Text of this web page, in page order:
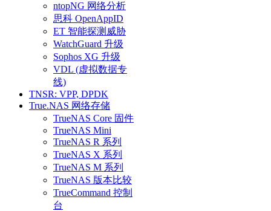
ntopNG 网络分析
思科 OpenAppID
ET 智能探测威胁
WatchGuard 升级
Sophos XG 升级
VDL (虚拟数据专
线)
TNSR: VPP, DPDK
True.NAS 网络存储
TrueNAS Core 固件
TrueNAS Mini
TrueNAS R 系列
TrueNAS X 系列
TrueNAS M 系列
TrueNAS 版本比较
TrueCommand 控制
台